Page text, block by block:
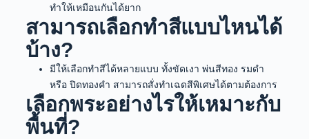
ทำให้เหมือนกันได้ยาก
สามารถเลือกทำสีแบบไหนได้
บ้าง?
มีให้เลือกทำสีได้หลายแบบ ทั้งขัดเงา พ่นสีทอง รมดำ
หรือ ปิดทองคำ สามารถสั่งทำเฉดสีพิเศษได้ตามต้องการ
เลือกพระอย่างไรให้เหมาะกับ
พื้นที่?